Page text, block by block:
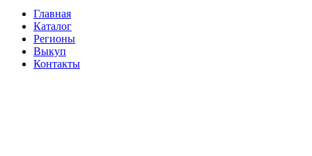
Главная
Каталог
Регионы
Выкуп
Контакты